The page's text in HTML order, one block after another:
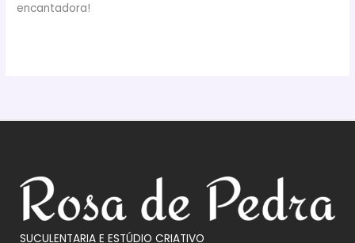
encantadora!
SUCULENTARIA E ESTÚDIO CRIATIVO